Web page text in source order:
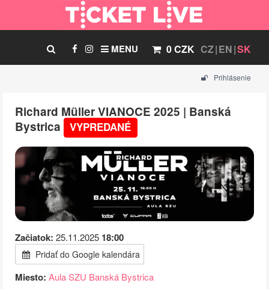
CZ EN SK
0 CZK
MENU
Prihlásenie
Richard Müller VIANOCE 2025 | Banská
Bystrica
VYPREDANÉ
Začiatok: 25.11.2025 18:00
Pridať do Google kalendára
Miesto: Aula SZU Banská Bystrica